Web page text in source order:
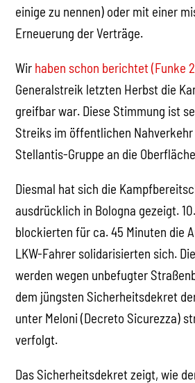
einige zu nennen) oder mit einer
Erneuerung der Verträge.
Wir haben schon berichtet (Funke
Generalstreik letzten Herbst die
greifbar war. Diese Stimmung ist
Streiks im öffentlichen
Stellantis-Gruppe an die
Diesmal hat sich die
ausdrücklich in Bologna gezeigt.
blockierten für ca. 45 Minuten die
LKW-Fahrer solidarisierten sich.
werden wegen unbefugter
dem jüngsten Sicherheitsdekret
unter Meloni (Decreto Sicurezza)
verfolgt.
Das Sicherheitsdekret zeigt, wie